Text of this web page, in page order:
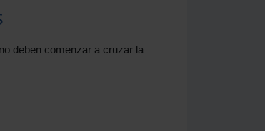
deben comenzar a cruzar la